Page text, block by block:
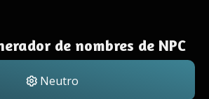
de nombres de NPC
Neutro